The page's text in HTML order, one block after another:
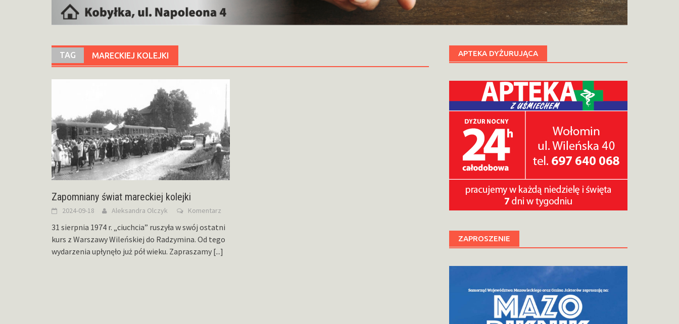
TAG MARECKIEJ KOLEJKI
Zapomniany świat mareckiej kolejki
2024-09-18 Aleksandra Olczyk Komentarz
31 sierpnia 1974 r. „ciuchcia” ruszyła w swój ostatni
kurs z Warszawy Wileńskiej do Radzymina. Od tego
wydarzenia upłynęło już pół wieku. Zapraszamy [...]
APTEKA DYŻURUJĄCA
ZAPROSZENIE